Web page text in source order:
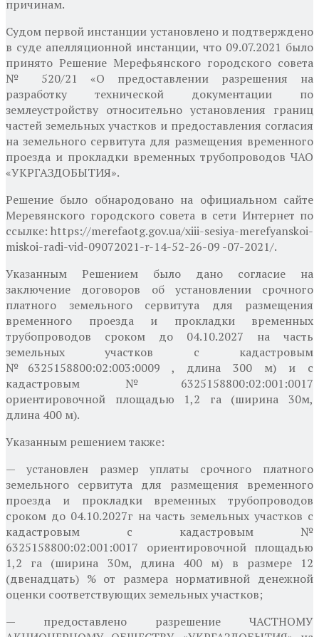
причинам.
Судом первой инстанции установлено и подтверждено
в суде апелляционной инстанции, что 09.07.2021 было
принято Решение Мерефьянского городского совета
№ 520/21 «О предоставлении разрешения на
разработку технической документации по
землеустройству относительно установления границ
частей земельных участков и предоставления согласия
на земельного сервитута для размещения временного
проезда и прокладки временных трубопроводов ЧАО
«УКРГАЗДОБЫТИЯ».
Решение было обнародовано на официальном сайте
Меревянского городского совета в сети Интернет по
ссылке: https://merefaotg.gov.ua/xiii-sesiya-merefyanskoi-
miskoi-radi-vid-09072021-r-14-52-26-09 -07-2021/.
Указанным Решением было дано согласие на
заключение договоров об установлении срочного
платного земельного сервитута для размещения
временного проезда и прокладки временных
трубопроводов сроком до 04.10.2027 на часть
земельных участков с кадастровым
№6325158800:02:003:0009 , длина 300 м) и с
кадастровым №6325158800:02:001:0017
ориентировочной площадью 1,2 га (ширина 30м,
длина 400 м).
Указанным решением также:
— установлен размер уплаты срочного платного
земельного сервитута для размещения временного
проезда и прокладки временных трубопроводов
сроком до 04.10.2027г на часть земельных участков с
кадастровым с кадастровым №
6325158800:02:001:0017 ориентировочной площадью
1,2 га (ширина 30м, длина 400 м) в размере 12
(двенадцать) % от размера нормативной денежной
оценки соответствующих земельных участков;
— предоставлено разрешение ЧАСТНОМУ